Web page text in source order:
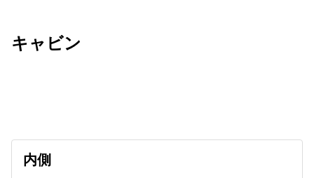
キャビン
内側